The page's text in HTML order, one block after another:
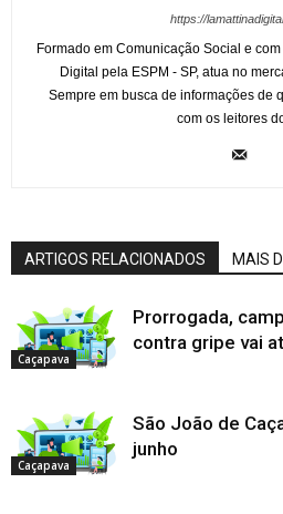
https://
Formado em Comunicação Social e
Digital pela ESPM - SP, atua no
Sempre em busca de informações de
com os leitores
ARTIGOS RELACIONADOS MAIS
Caçapava
Prorrogada,
contra gripe vai
Caçapava
São João de
junho